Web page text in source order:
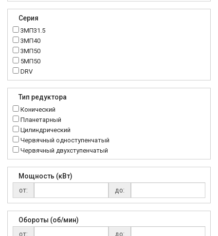
Серия
3МП31.5
3МП40
3МП50
5МП50
DRV
K..DR
MTC
NMRV
RC
Тип редуктора
Конический
Планетарный
Цилиндрический
Червячный одноступенчатый
Червячный двухступенчатый
Мощность (кВт)
от:
до:
Обороты (об/мин)
от:
до: